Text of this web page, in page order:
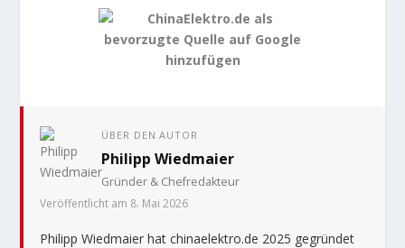
ÜBER DEN AUTOR
Philipp Wiedmaier
Gründer & Chefredakteur
Veröffentlicht am 8. Mai 2026
Philipp Wiedmaier hat chinaelektro.de 2025 gegründet